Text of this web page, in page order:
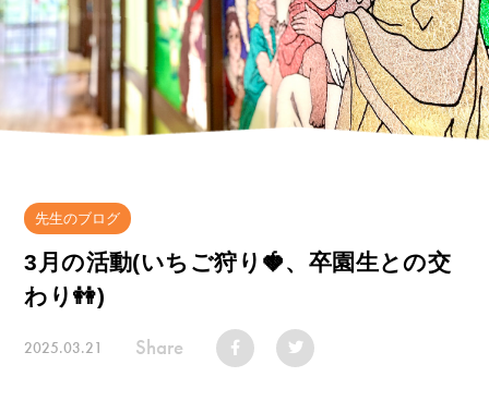
先生のブログ
3月の活動(いちご狩り🍓、卒園生との交
わり👭)
2025.03.21 Share